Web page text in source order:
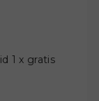
1 x gratis